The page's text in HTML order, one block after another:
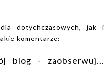
dotychczasowych, jak i
komentarze:
blog - zaobserwuj...